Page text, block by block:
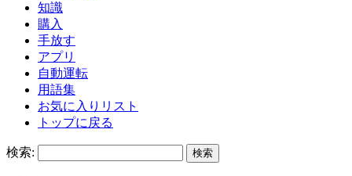
知識
購入
手放す
アプリ
自動運転
用語集
お気に入りリスト
トップに戻る
検索: